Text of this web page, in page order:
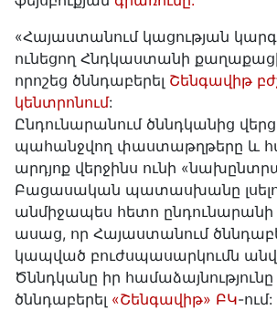
«Հայաստանում կացության
ունեցող Հնդկաստանի
որոշեց ծննդաբերել Շենգավիթ
կենտրոնում:
Ընդունարանում ծննդկանից
պահանջվող փաստաթղթերը և
արդյոք վերջինս ունի
Բացասական պատասխանը
անմիջապես հետո
ասաց, որ Հայաստանում
կապված բուժսպասարկումն
Ծննդկանը իր
ծննդաբերել «Շենգավիթ» ԲԿ-